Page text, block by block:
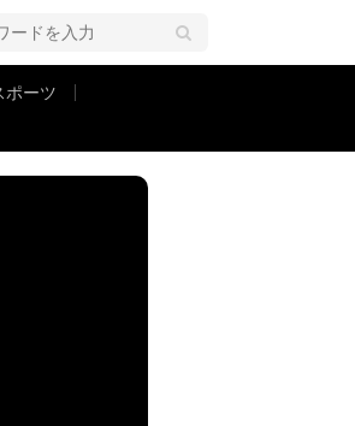
ポーツ
これはやってはいけない」